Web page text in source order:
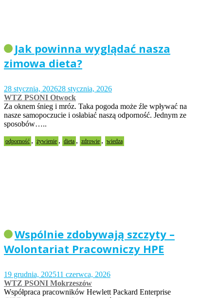
Jak powinna wyglądać nasza
zimowa dieta?
28 stycznia, 202628 stycznia, 2026
WTZ PSONI Otwock
Za oknem śnieg i mróz. Taka pogoda może źle wpływać na
nasze samopoczucie i osłabiać naszą odporność. Jednym ze
sposobów…..
odporność , żywienie , dieta , zdrowie , wiedza
Wspólnie zdobywają szczyty –
Wolontariat Pracowniczy HPE
19 grudnia, 202511 czerwca, 2026
WTZ PSONI Mokrzeszów
Współpraca pracowników Hewlett Packard Enterprise